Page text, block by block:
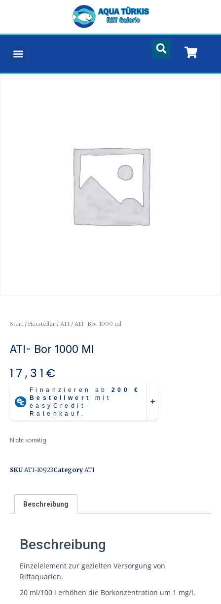
Start / Hersteller / ATI / ATI- Bor 1000 ml
ATI- Bor 1000 Ml
17,31 €
Nicht vorrätig
SKU ATI-10923Category ATI
Beschreibung
Beschreibung
Einzelelement zur gezielten Versorgung von
Riffaquarien.
20 ml/100 l erhöhen die Borkonzentration um 1 mg/l.